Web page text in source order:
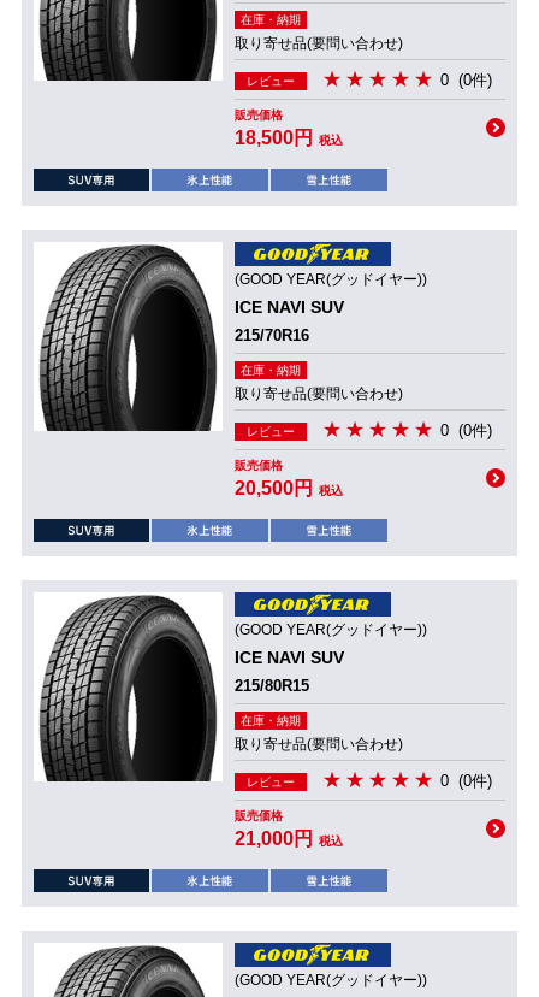
在庫・納期
取り寄せ品(要問い合わせ)
レビュー 0 (0件)
販売価格
18,500円 税込
(GOOD YEAR(グッドイヤー))
ICE NAVI SUV
215/70R16
在庫・納期
取り寄せ品(要問い合わせ)
レビュー 0 (0件)
販売価格
20,500円 税込
(GOOD YEAR(グッドイヤー))
ICE NAVI SUV
215/80R15
在庫・納期
取り寄せ品(要問い合わせ)
レビュー 0 (0件)
販売価格
21,000円 税込
(GOOD YEAR(グッドイヤー))